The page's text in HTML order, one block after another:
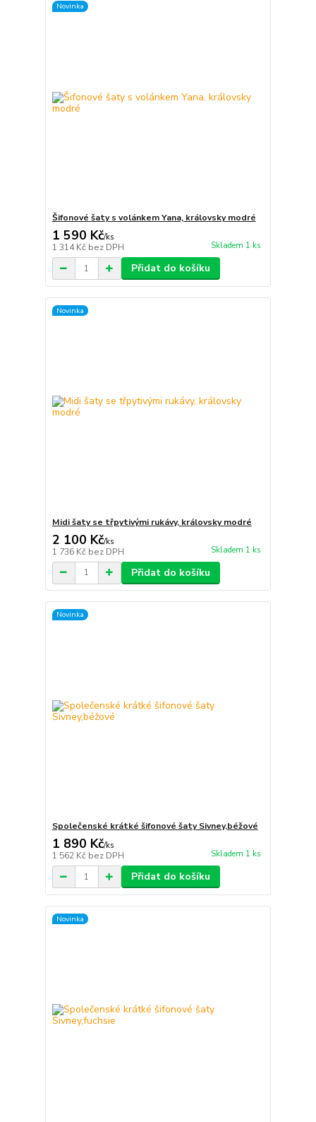
Novinka
Šifonové šaty s volánkem Yana, královsky modré
1 590 Kč/ks
1 314 Kč bez DPH Skladem 1 ks
Přidat do košíku
Novinka
Midi šaty se třpytivými rukávy, královsky modré
2 100 Kč/ks
1 736 Kč bez DPH Skladem 1 ks
Přidat do košíku
Novinka
Společenské krátké šifonové šaty Sivney,béžové
1 890 Kč/ks
1 562 Kč bez DPH Skladem 1 ks
Přidat do košíku
Novinka